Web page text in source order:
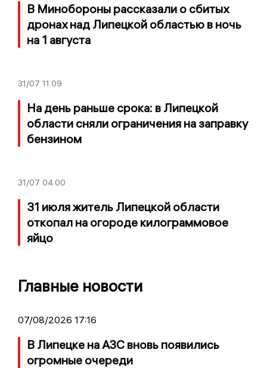
В Минобороны рассказали о сбитых
дронах над Липецкой областью в ночь
на 1 августа
31/07 11:09
На день раньше срока: в Липецкой
области сняли ограничения на заправку
бензином
31/07 04:00
31 июля житель Липецкой области
откопал на огороде килограммовое
яйцо
Главные новости
07/08/2026 17:16
В Липецке на АЗС вновь появились
огромные очереди